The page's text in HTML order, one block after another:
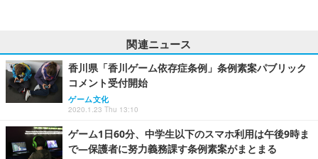
関連ニュース
香川県「香川ゲーム依存症条例」条例素案パブリック
コメント受付開始
ゲーム文化
2020.1.23 Thu 13:10
ゲーム1日60分、中学生以下のスマホ利用は午後9時ま
で―保護者に努力義務課す条例素案がまとまる